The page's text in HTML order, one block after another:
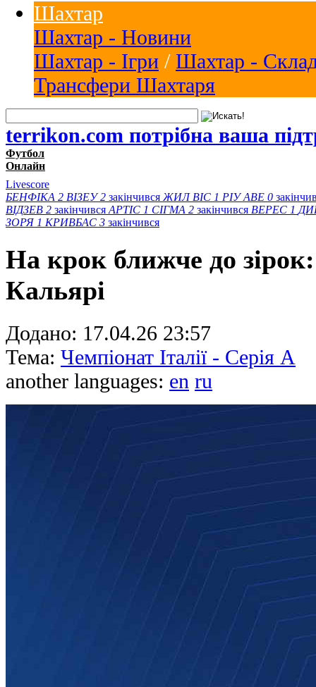
Шахтар
Шахтар - Новини
Шахтар - Ігри / Шахтар -
Трансфери Шахтаря
terrikon.com потрібна ваша
Футбол
Онлайн
Livescore
БЕНФІКА 2 ВІЗЕУ 2 закінчився ЖИЛ ВІС 1 РІУ АВЕ 0
ВІДЗЕВ 2 закінчився АРТІС 1 СІГМА 2 закінчився ВЕРЕС 1
ЗОРЯ 1 КРИВБАС 3 закінчився
На крок ближче до
Кальярі
Додано: 17.04.26 23:57
Тема: Чемпіонат Італії - Серія А
another languages: en ru